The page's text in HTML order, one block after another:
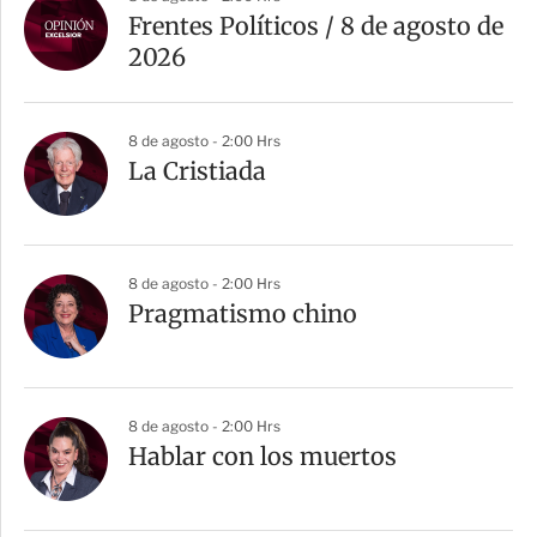
r
t
Frentes Políticos / 8 de agosto de
2026
8 de agosto - 2:00 Hrs
La Cristiada
8 de agosto - 2:00 Hrs
Pragmatismo chino
8 de agosto - 2:00 Hrs
Hablar con los muertos